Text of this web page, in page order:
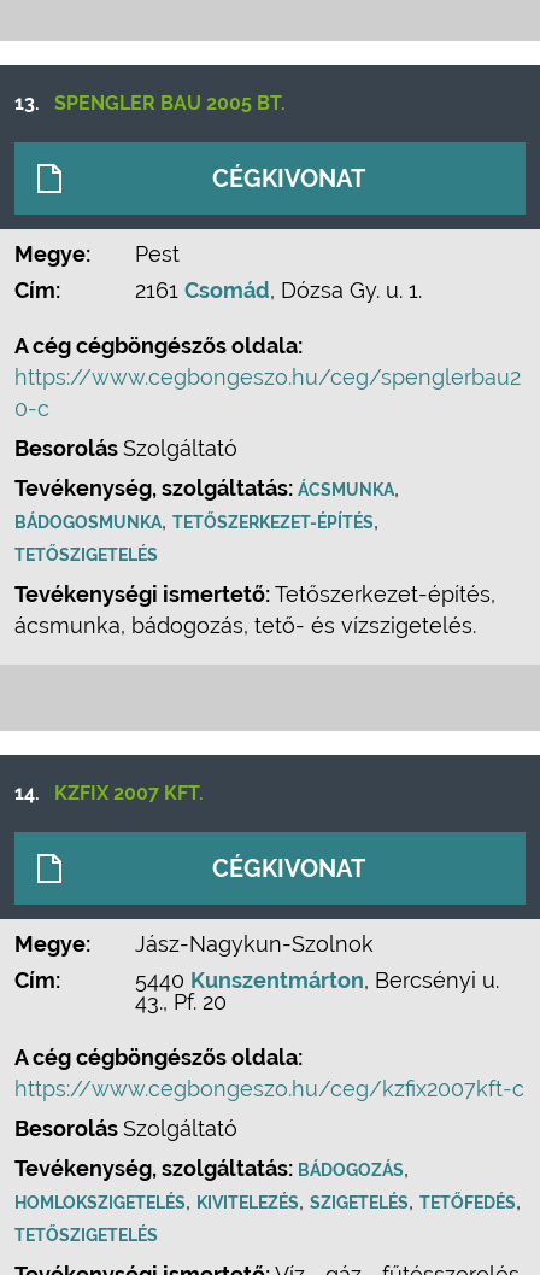
13. SPENGLER BAU 2005 BT.
CÉGKIVONAT
Megye:
Pest
Cím:
2161 Csomád, Dózsa Gy. u. 1.
A cég cégböngészős oldala:
https://www.cegbongeszo.hu/ceg/spenglerbau2
0-c
BesorolásSzolgáltató
Tevékenység, szolgáltatás: ÁCSMUNKA,
BÁDOGOSMUNKA, TETŐSZERKEZET-ÉPÍTÉS,
TETŐSZIGETELÉS
Tevékenységi ismertető:Tetőszerkezet-építés,
ácsmunka, bádogozás, tető- és vízszigetelés.
14. KZFIX 2007 KFT.
CÉGKIVONAT
Megye:
Jász-Nagykun-Szolnok
Cím:
5440 Kunszentmárton, Bercsényi u.
43., Pf. 20
A cég cégböngészős oldala:
https://www.cegbongeszo.hu/ceg/kzfix2007kft-c
BesorolásSzolgáltató
Tevékenység, szolgáltatás: BÁDOGOZÁS,
HOMLOKSZIGETELÉS, KIVITELEZÉS, SZIGETELÉS, TETŐFEDÉS,
TETŐSZIGETELÉS